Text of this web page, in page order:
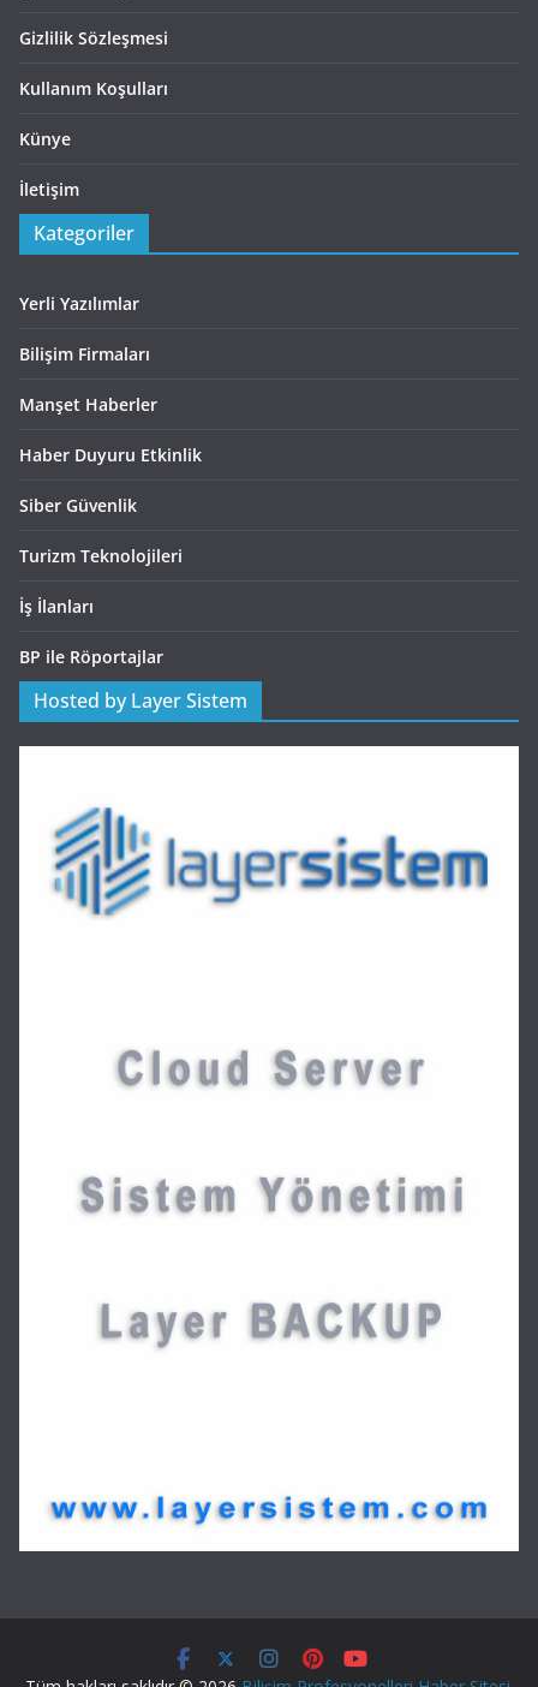
Gizlilik Sözleşmesi
Kullanım Koşulları
Künye
İletişim
Kategoriler
Yerli Yazılımlar
Bilişim Firmaları
Manşet Haberler
Haber Duyuru Etkinlik
Siber Güvenlik
Turizm Teknolojileri
İş İlanları
BP ile Röportajlar
Hosted by Layer Sistem